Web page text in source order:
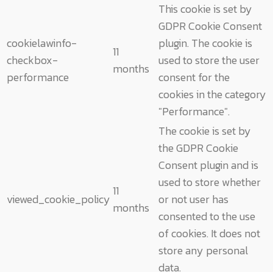
cookielawinfo-
checkbox-
performance
11
months
This cookie is set by
GDPR Cookie Consent
plugin. The cookie is
used to store the user
consent for the
cookies in the category
"Performance".
viewed_cookie_policy
11
months
The cookie is set by
the GDPR Cookie
Consent plugin and is
used to store whether
or not user has
consented to the use
of cookies. It does not
store any personal
data.